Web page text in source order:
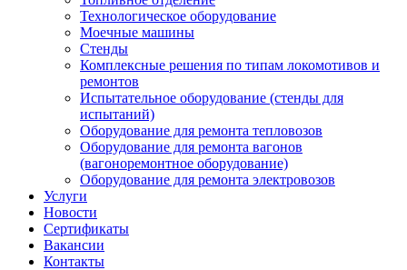
Технологическое оборудование
Моечные машины
Стенды
Комплексные решения по типам локомотивов и
ремонтов
Испытательное оборудование (стенды для
испытаний)
Оборудование для ремонта тепловозов
Оборудование для ремонта вагонов
(вагоноремонтное оборудование)
Оборудование для ремонта электровозов
Услуги
Новости
Сертификаты
Вакансии
Контакты